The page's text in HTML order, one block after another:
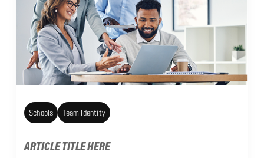
Schools Team Identity
ARTICLE TITLE HERE